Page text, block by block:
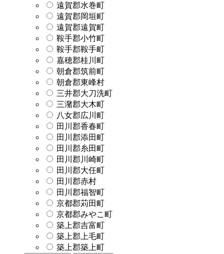
遠賀郡水巻町
遠賀郡岡垣町
遠賀郡遠賀町
鞍手郡小竹町
鞍手郡鞍手町
嘉穂郡桂川町
朝倉郡筑前町
朝倉郡東峰村
三井郡大刀洗町
三潴郡大木町
八女郡広川町
田川郡香春町
田川郡添田町
田川郡糸田町
田川郡川崎町
田川郡大任町
田川郡赤村
田川郡福智町
京都郡苅田町
京都郡みやこ町
築上郡吉富町
築上郡上毛町
築上郡築上町